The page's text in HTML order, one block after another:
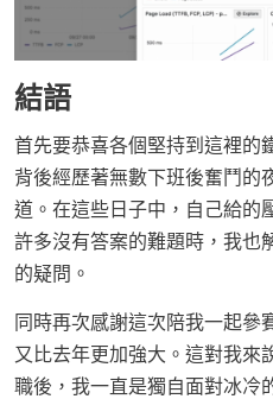
結語
首先要恭喜各個堅持到這裡的
背後經歷著無數下班後奮鬥的
道。在這些日子中，自己給的
許多沒有答案的難題時，我也
的疑問。
同時再次感謝這次陪我一起參
又比去年更加強大。這對我來
職後，我一直是獨自面對冰冷